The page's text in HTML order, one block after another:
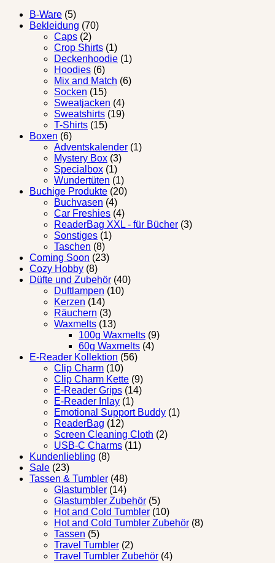
B-Ware (5)
Bekleidung (70)
Caps (2)
Crop Shirts (1)
Deckenhoodie (1)
Hoodies (6)
Mix and Match (6)
Socken (15)
Sweatjacken (4)
Sweatshirts (19)
T-Shirts (15)
Boxen (6)
Adventskalender (1)
Mystery Box (3)
Specialbox (1)
Wundertüten (1)
Buchige Produkte (20)
Buchvasen (4)
Car Freshies (4)
ReaderBag XXL - für Bücher (3)
Sonstiges (1)
Taschen (8)
Coming Soon (23)
Cozy Hobby (8)
Düfte und Zubehör (40)
Duftlampen (10)
Kerzen (14)
Räuchern (3)
Waxmelts (13)
100g Waxmelts (9)
60g Waxmelts (4)
E-Reader Kollektion (56)
Clip Charm (10)
Clip Charm Kette (9)
E-Reader Grips (14)
E-Reader Inlay (1)
Emotional Support Buddy (1)
ReaderBag (12)
Screen Cleaning Cloth (2)
USB-C Charms (11)
Kundenliebling (8)
Sale (23)
Tassen & Tumbler (48)
Glastumbler (14)
Glastumbler Zubehör (5)
Hot and Cold Tumbler (10)
Hot and Cold Tumbler Zubehör (8)
Tassen (5)
Travel Tumbler (2)
Travel Tumbler Zubehör (4)